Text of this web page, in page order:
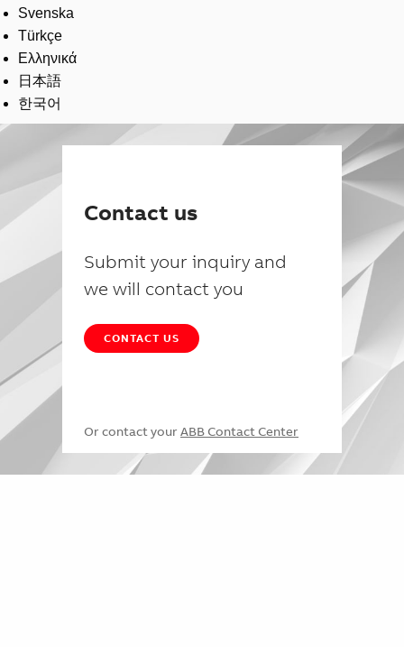
Svenska
Türkçe
Ελληνικά
日本語
한국어
Contact us
Submit your inquiry and
we will contact you
CONTACT US
Or contact your ABB Contact Center